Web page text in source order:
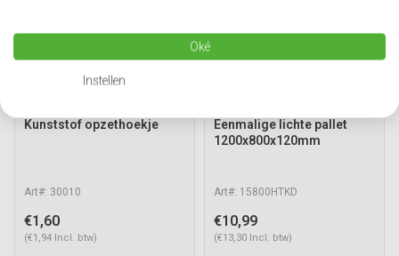
Kunststof opzethoekje
Art#: 30010
€1,60
(€1,94 Incl. btw)
Eenmalige lichte pallet
1200x800x120mm
Art#: 15800HTKD
€10,99
(€13,30 Incl. btw)
Oké
Instellen